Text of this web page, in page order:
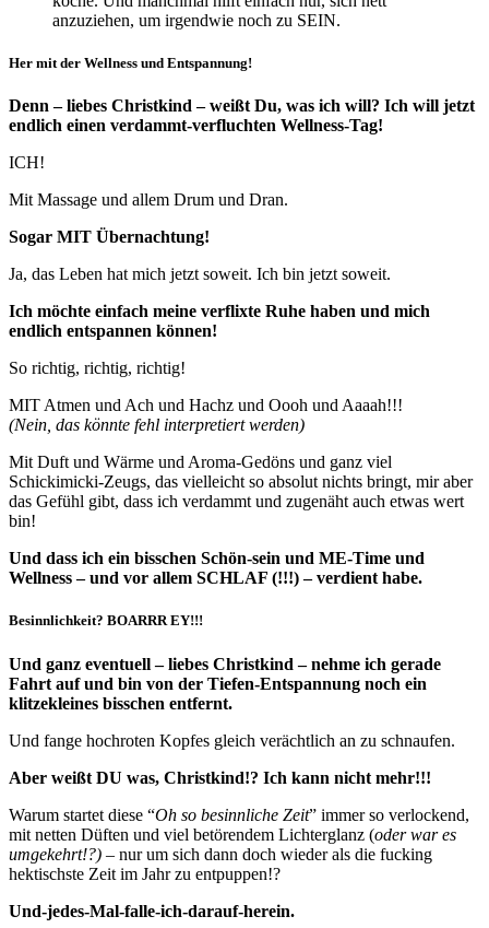
anzuziehen, um irgendwie noch zu SEIN.
Her mit der Wellness und Entspannung!
Denn – liebes Christkind – weißt Du, was ich will? Ich will jetzt
endlich einen verdammt-verfluchten Wellness-Tag!
ICH!
Mit Massage und allem Drum und Dran.
Sogar MIT Übernachtung!
Ja, das Leben hat mich jetzt soweit. Ich bin jetzt soweit.
Ich möchte einfach meine verflixte Ruhe haben und mich
endlich entspannen können!
So richtig, richtig, richtig!
MIT Atmen und Ach und Hachz und Oooh und Aaaah!!!
(Nein, das könnte fehl interpretiert werden)
Mit Duft und Wärme und Aroma-Gedöns und ganz viel
Schickimicki-Zeugs, das vielleicht so absolut nichts bringt, mir aber
das Gefühl gibt, dass ich verdammt und zugenäht auch etwas wert
bin!
Und dass ich ein bisschen Schön-sein und ME-Time und
Wellness – und vor allem SCHLAF (!!!) – verdient habe.
Besinnlichkeit? BOARRR EY!!!
Und ganz eventuell – liebes Christkind – nehme ich gerade
Fahrt auf und bin von der Tiefen-Entspannung noch ein
klitzekleines bisschen entfernt.
Und fange hochroten Kopfes gleich verächtlich an zu schnaufen.
Aber weißt DU was, Christkind!? Ich kann nicht mehr!!!
Warum startet diese “Oh so besinnliche Zeit” immer so verlockend,
mit netten Düften und viel betörendem Lichterglanz (oder war es
umgekehrt!?) – nur um sich dann doch wieder als die fucking
hektischste Zeit im Jahr zu entpuppen!?
Und-jedes-Mal-falle-ich-darauf-herein.